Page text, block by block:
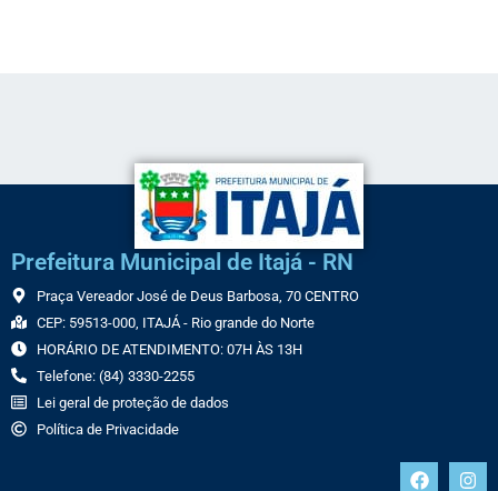
Prefeitura Municipal de Itajá - RN
Praça Vereador José de Deus Barbosa, 70 CENTRO
CEP: 59513-000, ITAJÁ - Rio grande do Norte
HORÁRIO DE ATENDIMENTO: 07H ÀS 13H
Telefone: (84) 3330-2255
Lei geral de proteção de dados
Política de Privacidade